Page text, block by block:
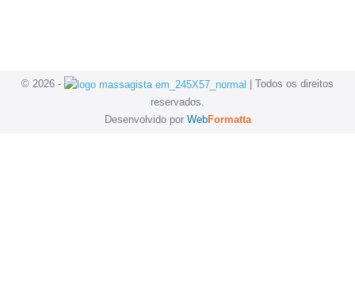
© 2026 -
| Todos os direitos
reservados.
Desenvolvido por WebFormatta